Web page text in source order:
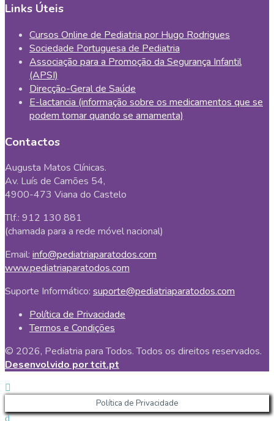
Links Úteis
Cursos Online de Pediatria por Hugo Rodrigues
Sociedade Portuguesa de Pediatria
Associação para a Promoção da Segurança Infantil
(APSI)
Direcção-Geral de Saúde
E-lactancia (informação sobre os medicamentos que se
podem tomar quando se amamenta)
Contactos
Augusta Matos Clínicas.
Av. Luís de Camões 54,
4900-473 Viana do Castelo
Tlf.: 912 130 881
(chamada para a rede móvel nacional)
Email: info@pediatriaparatodos.com
www.pediatriaparatodos.com
Suporte Informático: suporte@pediatriaparatodos.com
Política de Privacidade
Termos e Condições
© 2026, Pediatria para Todos. Todos os direitos reservados.
Desenvolvido por tcit.pt
Política de Privacidade